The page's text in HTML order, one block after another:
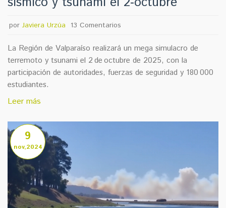
por Javiera Urzúa 13 Comentarios
La Región de Valparaíso realizará un mega simulacro de
terremoto y tsunami el 2 de octubre de 2025, con la
participación de autoridades, fuerzas de seguridad y 180 000
estudiantes.
Leer más
9
nov,2024